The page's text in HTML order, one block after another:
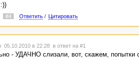
:))
#4 Ответить/ Цитировать
05.10.2010 в 22:28 в ответ на #1
- УДАЧНО слизали, вот, скажем, попытки